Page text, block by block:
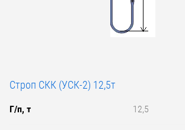
Строп СКК (УСК-2) 12,5т
Г/п, т 12,5